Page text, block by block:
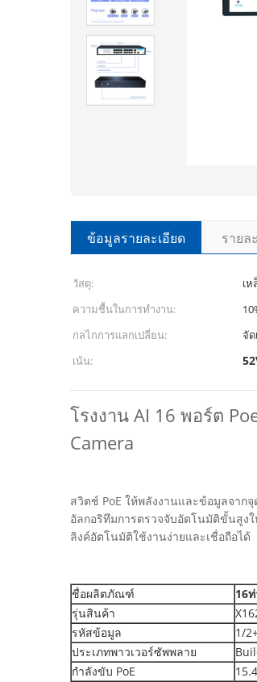
ข้อมูลรายละเอียด รายล
วัสดุ: เห
ความชื้นในการทำงาน:
กลไกการแลกเปลี่ยน:
จั
เน้น:
โรงงาน AI 16 พอร์ต
Camera
สวิตช์ PoE ให้พลังงานและข้อมูลจาก
อัลกอริทึมการตรวจจับอัตโนมัติขั้นสูง
ลิงค์อัตโนมัติใช้งานง่ายและเชื่อถือได้
ชื่อผลิตภัณฑ์ 16ท่
รุ่นสินค้า
รหัสข้อมูล
1/
ประเภทพาวเวอร์ซัพพลาย
กำลังขับ PoE